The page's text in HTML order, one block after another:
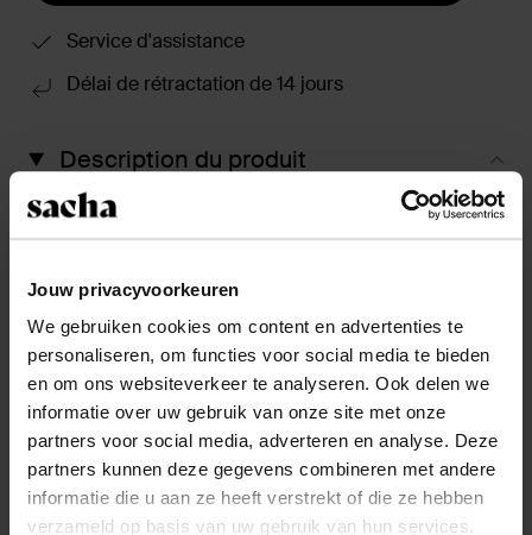
Jouw privacyvoorkeuren
We gebruiken cookies om content en advertenties te
personaliseren, om functies voor social media te bieden
en om ons websiteverkeer te analyseren. Ook delen we
informatie over uw gebruik van onze site met onze
partners voor social media, adverteren en analyse. Deze
partners kunnen deze gegevens combineren met andere
informatie die u aan ze heeft verstrekt of die ze hebben
verzameld op basis van uw gebruik van hun services.
Service d'assistance
Délai de rétractation de 14 jours
Description du produit
Ces santiags marron de Sacha ont un design
cm de hauteur, une hauteur de tige de 18 cm et une
circonférence de 27 cm, mesurées sur une pointure 37.
L'extérieur des bottines est en daim.
Détails du produit
Livraison & retour